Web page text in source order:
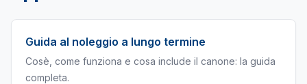
Guida al noleggio a lungo termine
Cosè, come funziona e cosa include il canone: la guida
completa.